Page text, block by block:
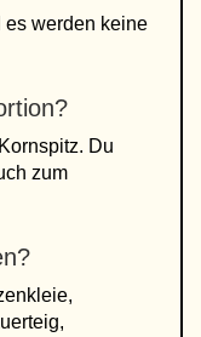
werden keine
Du
zum